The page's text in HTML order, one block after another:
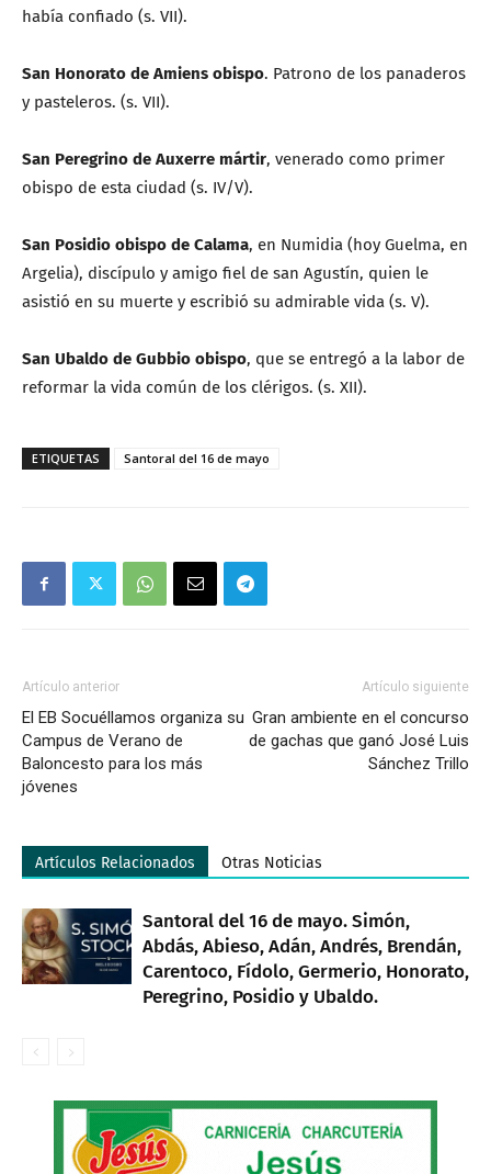
había confiado (s. VII).
San Honorato de Amiens obispo. Patrono de los panaderos
y pasteleros. (s. VII).
San Peregrino de Auxerre mártir, venerado como primer
obispo de esta ciudad (s. IV/V).
San Posidio obispo de Calama, en Numidia (hoy Guelma, en
Argelia), discípulo y amigo fiel de san Agustín, quien le
asistió en su muerte y escribió su admirable vida (s. V).
San Ubaldo de Gubbio obispo, que se entregó a la labor de
reformar la vida común de los clérigos. (s. XII).
ETIQUETAS Santoral del 16 de mayo
Artículo anterior
El EB Socuéllamos organiza su
Campus de Verano de
Baloncesto para los más
jóvenes
Artículo siguiente
Gran ambiente en el concurso
de gachas que ganó José Luis
Sánchez Trillo
Artículos Relacionados Otras Noticias
Santoral del 16 de mayo. Simón,
Abdás, Abieso, Adán, Andrés, Brendán,
Carentoco, Fídolo, Germerio, Honorato,
Peregrino, Posidio y Ubaldo.